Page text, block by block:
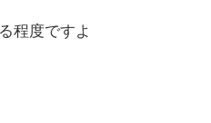
程度ですよ